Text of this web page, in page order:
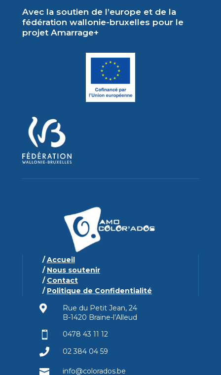
Avec la soutien de l’europe et de la
fédération wallonie-bruxelles pour le
projet Amarrage+
/Accueil
/ Nous soutenir
/ Contact
/ Politique de Confidentialité

Rue du Petit Jean, 24
B-1420 Braine-l’Alleud
 0478 43 11 12
 02 384 04 59
 info@colorados.be